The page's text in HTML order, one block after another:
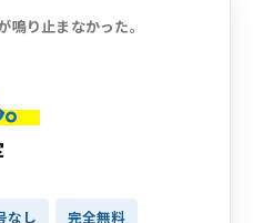
り止まなかった。
なし 完全無料